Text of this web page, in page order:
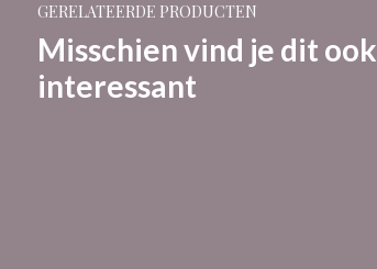
GERELATEERDE PRODUCTEN
Misschien vind je dit ook
interessant